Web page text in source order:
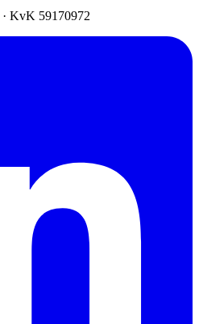
· KvK 59170972